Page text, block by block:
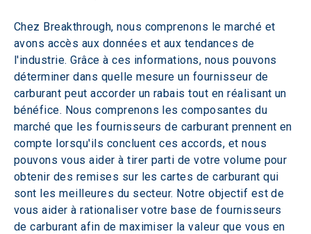
Chez Breakthrough, nous comprenons le marché et
avons accès aux données et aux tendances de
l'industrie. Grâce à ces informations, nous pouvons
déterminer dans quelle mesure un fournisseur de
carburant peut accorder un rabais tout en réalisant un
bénéfice. Nous comprenons les composantes du
marché que les fournisseurs de carburant prennent en
compte lorsqu'ils concluent ces accords, et nous
pouvons vous aider à tirer parti de votre volume pour
obtenir des remises sur les cartes de carburant qui
sont les meilleures du secteur. Notre objectif est de
vous aider à rationaliser votre base de fournisseurs
de carburant afin de maximiser la valeur que vous en